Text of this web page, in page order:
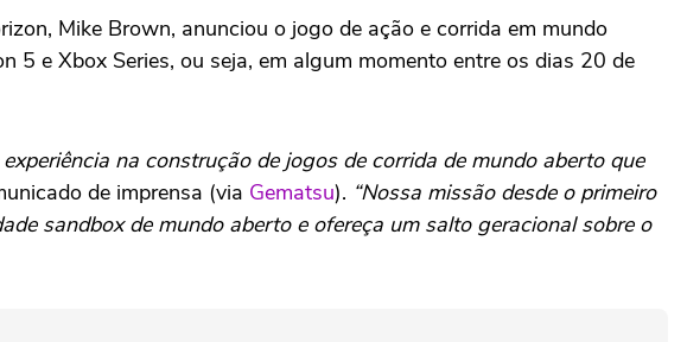
Mike Brown, anunciou o jogo de ação e corrida em mundo
e Xbox Series, ou seja, em algum momento entre os dias 20 de
na construção de jogos de corrida de mundo aberto que
de imprensa (via Gematsu). “Nossa missão desde o primeiro
sandbox de mundo aberto e ofereça um salto geracional sobre o